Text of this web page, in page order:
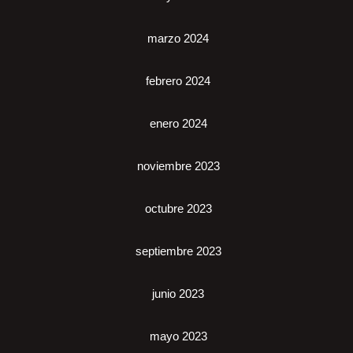
marzo 2024
febrero 2024
enero 2024
noviembre 2023
octubre 2023
septiembre 2023
junio 2023
mayo 2023